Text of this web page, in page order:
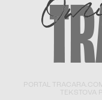
PORTAL
TEKSTOVA